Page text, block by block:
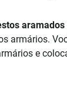
armários.
e